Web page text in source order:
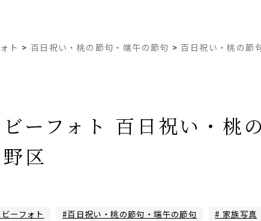
ト > 百日祝い・桃の節句・端午の節句 > 百日祝い・桃の節
ーフォト 百日祝い・桃
区
ーフォト #百日祝い・桃の節句・端午の節句 # 家族写真